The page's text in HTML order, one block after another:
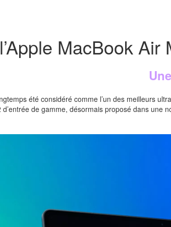
MacBook
été considéré comme l’un des meilleurs
d’entrée de gamme, désormais proposé dans